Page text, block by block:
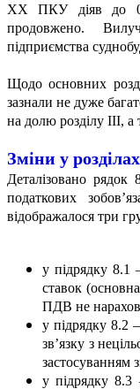
ХХ ПКУ діяв до
продовжено.
підприємства
Щодо основних
зазнали не дуже
на долю розділу ІІІ,
Зміни у розділах
Деталізовано рядок
податкових
відображалося три
у підрядку 8.1
ставок
ПДВ не
у підрядку 8.2
зв’язку з
застосуванням
у підрядку 8.3